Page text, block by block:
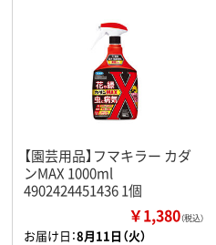
【園芸用品】フマキラー カダ
ンMAX 1000ml
4902424451436 1個
￥1,380（税込）
お届け日：8月11日（火）